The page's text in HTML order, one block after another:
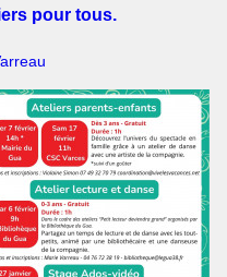
pour tous.